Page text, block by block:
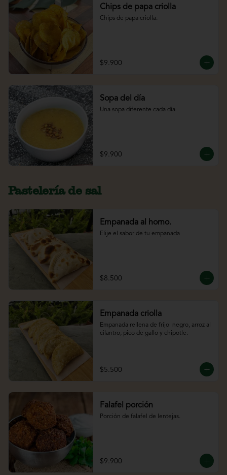
Chips de papa criolla
Chips de papa criolla.
$9.900
Sopa del día
Una sopa diferente cada día
$9.900
Pastelería de sal
Empanada al horno.
Elije el sabor de tu empanada
$8.500
Empanada criolla
Empanada rellena de frijol negro, arroz al
cilantro, pico de gallo y chipotle.
$5.500
Falafel porción
Porción de falafel de lentejas.
$9.900